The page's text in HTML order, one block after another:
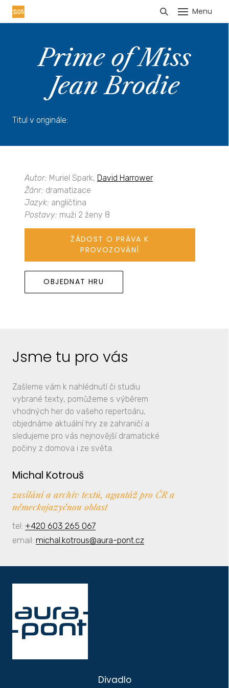
Menu
Prime of Miss
Jean Brodie
Titul v originále:
Autor: Muriel Spark, David Harrower
Žánr: dramatizace
Jazyk: angličtina
Postavy: muži 2 ženy 8
ŽÁDOST O PRÁVA K
PROVOZOVÁNÍ
OBJEDNAT HRU
Jsme tu pro vás
Zašleme vám k nahlédnutí či studiu
vybrané texty, pomůžeme s výběrem
vhodných her do vašeho repertoáru,
objednáme aktuální hry ze zahraničí a
sledujeme pro vás nejnovější dramatické
počiny z domova i ze světa.
Michal Kotrouš
zasílání a archiv textů, agantáž pro ČR a
německojazyčnou oblast
tel: +420 603 265 067
email: michal.kotrous@aura-pont.cz
Divadlo